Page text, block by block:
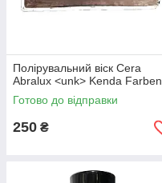
Полірувальний віск Cera
Abralux <unk> Kenda Farben
Готово до відправки
250 ₴